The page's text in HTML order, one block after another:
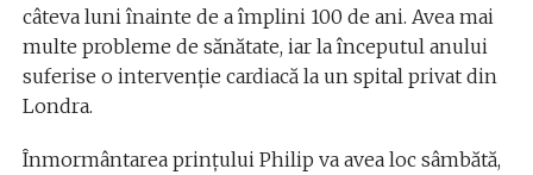
câteva luni înainte de a împlini 100 de ani. Avea mai
multe probleme de sănătate, iar la începutul anului
suferise o intervenție cardiacă la un spital privat din
Londra.
Înmormântarea prințului Philip va avea loc sâmbătă,